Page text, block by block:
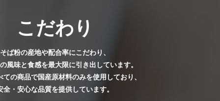
法に基づく表記
せ
こだわり
そば粉の産地や配合率にこだわり、
風味と食感を最大限に引き出しています。
ての商品で国産原材料のみを使用しており、
全・安心な品質を提供しています。